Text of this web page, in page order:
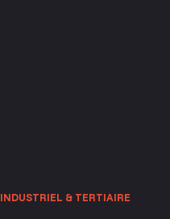
INDUSTRIEL & TERTIAIRE